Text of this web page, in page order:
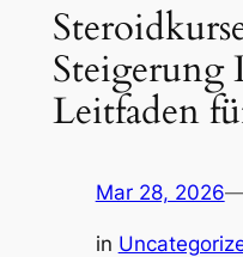
Steigerung
Leitfaden
Mar 28, 2026
in